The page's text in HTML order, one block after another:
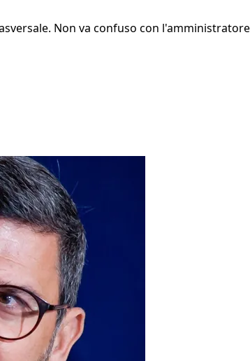
Non va confuso con